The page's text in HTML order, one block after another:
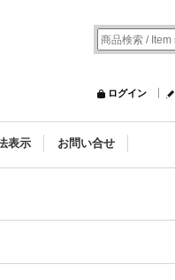
ログイン
表示 お問い合せ